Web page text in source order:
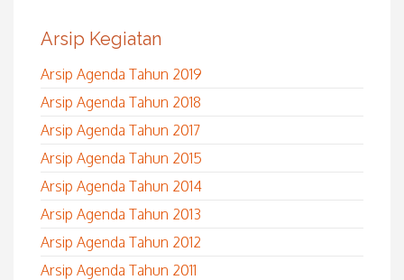
Arsip Kegiatan
Arsip Agenda Tahun 2019
Arsip Agenda Tahun 2018
Arsip Agenda Tahun 2017
Arsip Agenda Tahun 2015
Arsip Agenda Tahun 2014
Arsip Agenda Tahun 2013
Arsip Agenda Tahun 2012
Arsip Agenda Tahun 2011